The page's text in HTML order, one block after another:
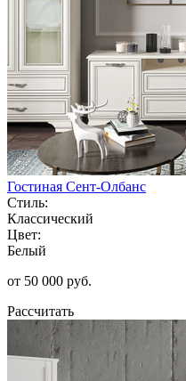
Гостиная Сент-Олбанс
Стиль:
Классический
Цвет:
Белый
от 50 000 руб.
Рассчитать